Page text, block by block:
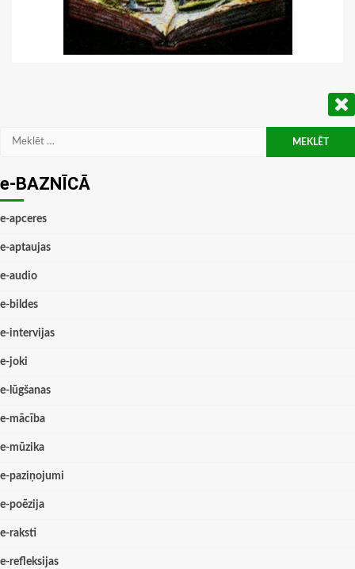
Meklēt:
e-BAZNĪCĀ
e-apceres
e-aptaujas
e-audio
e-bildes
e-intervijas
e-joki
e-lūgšanas
e-mācība
e-mūzika
e-paziņojumi
e-poēzija
e-raksti
e-refleksijas